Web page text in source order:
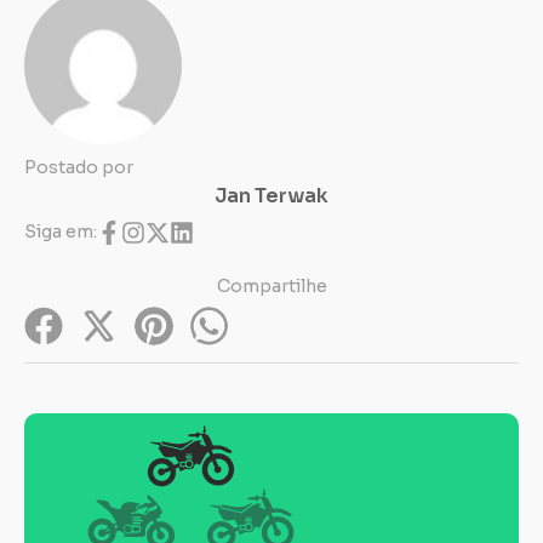
Postado por
Jan Terwak
Siga em:
Compartilhe